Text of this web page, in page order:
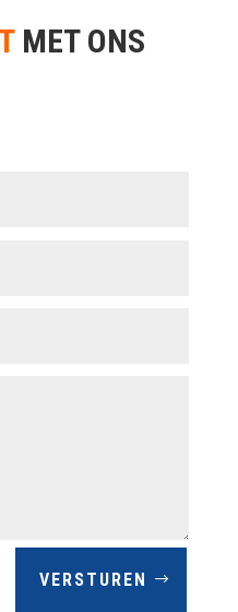
MET ONS
VERSTUREN